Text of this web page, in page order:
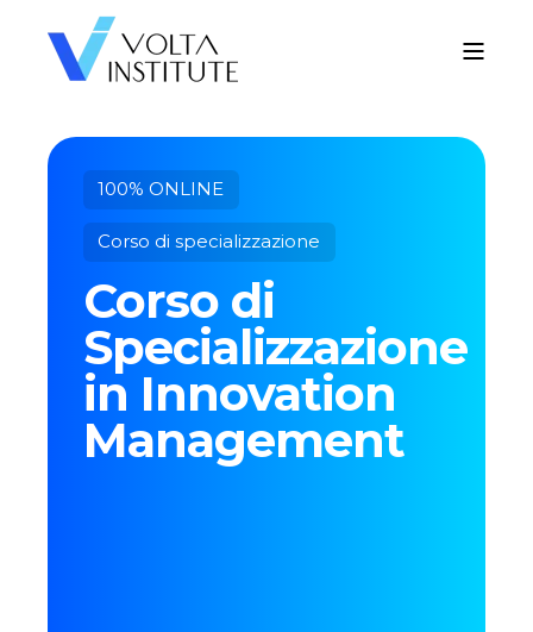
100% ONLINE
Corso di specializzazione
Corso di
Specializzazione
in Innovation
Management